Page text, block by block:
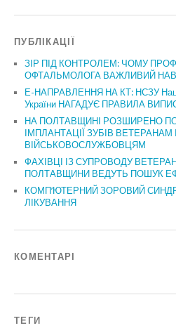
ПУБЛІКАЦІЇ
ЗІР ПІД КОНТРОЛЕМ: ЧОМУ
ОФТАЛЬМОЛОГА ВАЖЛИВИЙ
Е-НАПРАВЛЕННЯ НА КТ: НСЗУ
України НАГАДУЄ ПРАВИЛА
НА ПОЛТАВЩИНІ РОЗШИРЕНО
ІМПЛАНТАЦІЇ ЗУБІВ ВЕТЕРАНАМ І
ВІЙСЬКОВОСЛУЖБОВЦЯМ
ФАХІВЦІ ІЗ СУПРОВОДУ
ПОЛТАВЩИНИ ВЕДУТЬ ПОШУК
КОМП’ЮТЕРНИЙ ЗОРОВИЙ
ЛІКУВАННЯ
КОМЕНТАРІ
ТЕГИ